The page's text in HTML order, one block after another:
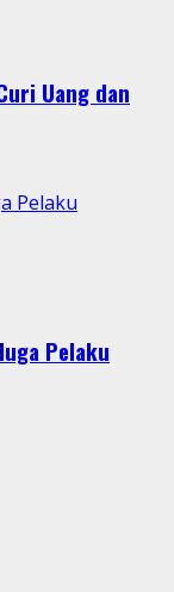
Uang dan
Pelaku
Pelaku